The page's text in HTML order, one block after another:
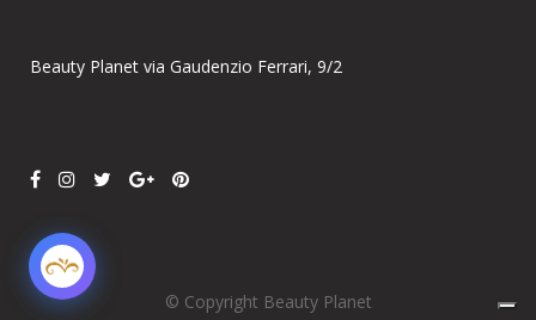
Beauty Planet via Gaudenzio Ferrari, 9/2
© Copyright Beauty Planet